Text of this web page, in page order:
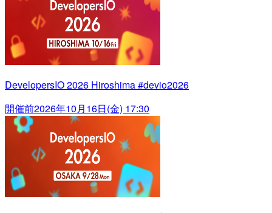
DevelopersIO 2026 Hiroshima #devio2026
開催前2026年10月16日(金) 17:30